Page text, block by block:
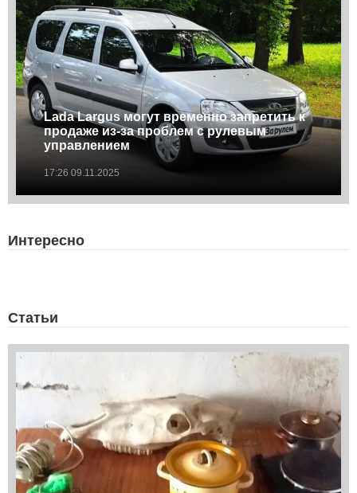
Lada Largus могут временно запретить к
продаже из-за проблем с рулевым
управлением
17:26 09.11.2025
Интересно
Статьи